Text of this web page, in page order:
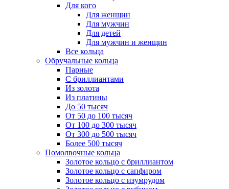
Для кого
Для женщин
Для мужчин
Для детей
Для мужчин и женщин
Все кольца
Обручальные кольца
Парные
С бриллиантами
Из золота
Из платины
До 50 тысяч
От 50 до 100 тысяч
От 100 до 300 тысяч
От 300 до 500 тысяч
Более 500 тысяч
Помолвочные кольца
Золотое кольцо с бриллиантом
Золотое кольцо с сапфиром
Золотое кольцо с изумрудом